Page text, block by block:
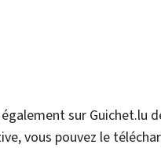
sur Guichet.lu
vous pouvez le